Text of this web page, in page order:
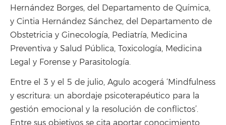
Hernández Borges, del Departamento de Química,
y Cintia Hernández Sánchez, del Departamento de
Obstetricia y Ginecología, Pediatría, Medicina
Preventiva y Salud Pública, Toxicología, Medicina
Legal y Forense y Parasitología.
Entre el 3 y el 5 de julio, Agulo acogerá ‘Mindfulness
y escritura: un abordaje psicoterapéutico para la
gestión emocional y la resolución de conflictos’.
Entre sus objetivos se cita aportar conocimiento